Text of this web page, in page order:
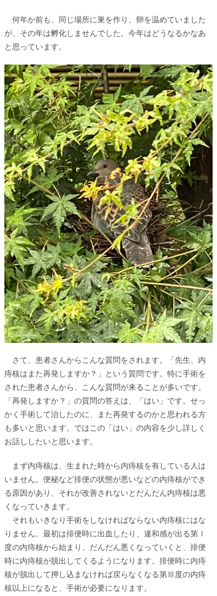
何年か前も、同じ場所に巣を作り、卵を温めていました
が、その年は孵化しませんでした。今年はどうなるかなあ
と思っています。
さて、患者さんからこんな質問をされます。「先生、内
痔核はまた再発しますか？」という質問です。特に手術を
された患者さんから、こんな質問が来ることが多いです。
「再発しますか？」の質問の答えは、「はい」です。せっ
かく手術して治したのに、また再発するのかと思われる方
も多いと思います。ではこの「はい」の内容を少し詳しく
お話ししたいと思います。
まず内痔核は、生まれた時から内痔核を有している人は
いません。便秘など排便の状態が悪いなどの内痔核ができ
る原因があり、それが改善されないとだんだん内痔核は悪
くなっていきます。
それもいきなり手術をしなければならない内痔核にはな
りません。最初は排便時に出血したり、違和感が出る第Ⅰ
度の内痔核から始まり、だんだん悪くなっていくと、排便
時に内痔核が脱出してくるようになります。排便時に内痔
核が脱出して押し込まなければ戻らなくなる第Ⅲ度の内痔
核以上になると、手術が必要になります。